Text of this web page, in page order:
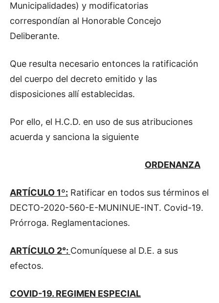
Municipalidades) y modificatorias
correspondían al Honorable Concejo
Deliberante.
Que resulta necesario entonces la ratificación
del cuerpo del decreto emitido y las
disposiciones allí establecidas.
Por ello, el H.C.D. en uso de sus atribuciones
acuerda y sanciona la siguiente
ORDENANZA
ARTÍCULO 1º: Ratificar en todos sus términos el
DECTO-2020-560-E-MUNINUE-INT. Covid-19.
Prórroga. Reglamentaciones.
ARTÍCULO 2°: Comuníquese al D.E. a sus
efectos.
COVID-19. REGIMEN ESPECIAL